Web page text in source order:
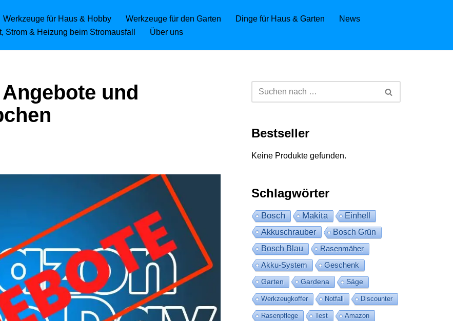
Werkzeuge für Haus & Hobby Werkzeuge für den Garten Dinge für Haus & Garten
News
Strom & Heizung beim Stromausfall
Über uns
und
Bestseller
Keine Produkte gefunden.
Schlagwörter
Bosch Makita Einhell
Akkuschrauber
Bosch Grün
Bosch Blau
Rasenmäher
Akku-System
Geschenk
Garten
Gardena Säge
Werkzeugkoffer Notfall Discounter
Rasenpflege Test Amazon